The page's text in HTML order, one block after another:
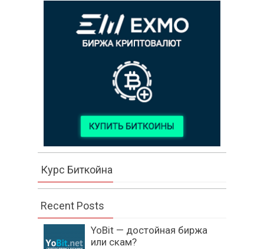
Курс Биткойна
Recent Posts
YoBit — достойная биржа
или скам?